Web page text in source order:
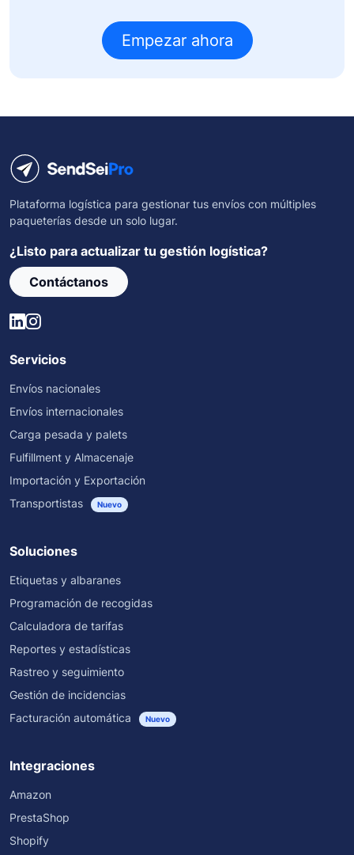
Empezar ahora
Plataforma logística para gestionar tus envíos con múltiples
paqueterías desde un solo lugar.
¿Listo para actualizar tu gestión logística?
Contáctanos
Servicios
Envíos nacionales
Envíos internacionales
Carga pesada y palets
Fulfillment y Almacenaje
Importación y Exportación
Transportistas
Nuevo
Soluciones
Etiquetas y albaranes
Programación de recogidas
Calculadora de tarifas
Reportes y estadísticas
Rastreo y seguimiento
Gestión de incidencias
Facturación automática
Nuevo
Integraciones
Amazon
PrestaShop
Shopify